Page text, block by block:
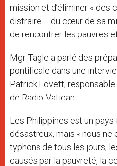
mission et d’éliminer « des
distraire … du cœur de sa
de rencontrer les pauvres
Mgr Tagle a parlé des
pontificale dans une
Patrick Lovett,
de Radio-Vatican.
Les Philippines est un
désastreux, mais « nous
typhons de tous les jours,
causés par la pauvreté, la